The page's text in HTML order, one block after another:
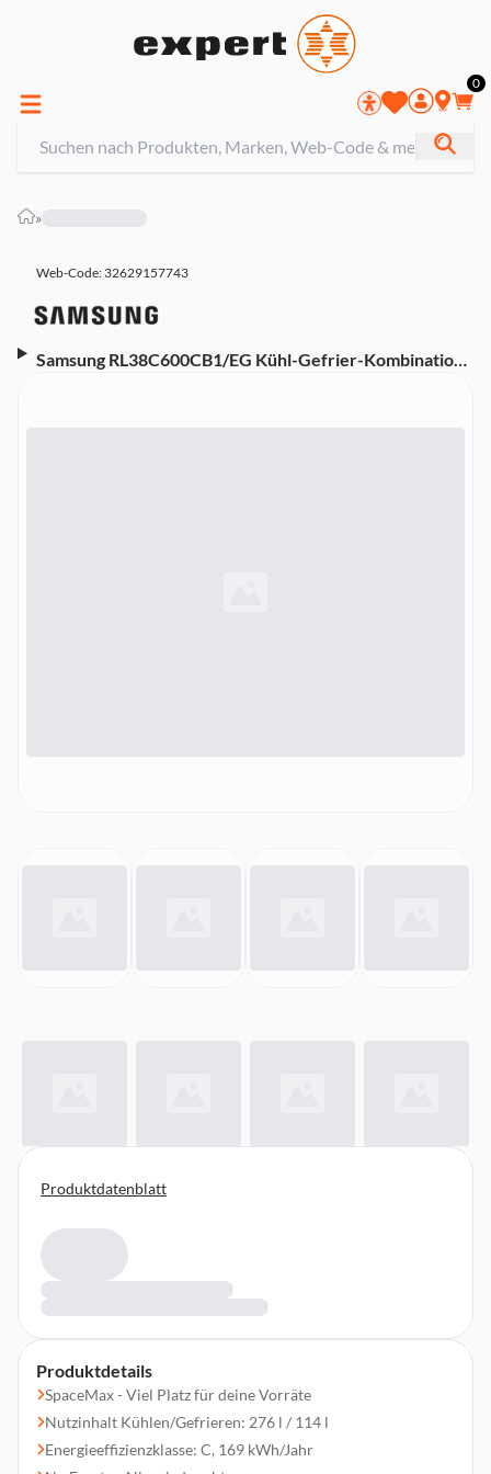
0
»
Web-Code: 32629157743
Samsung RL38C600CB1/EG Kühl-Gefrier-Kombination
Produktdetails
SpaceMax - Viel Platz für deine Vorräte
Nutzinhalt Kühlen/Gefrieren: 276 l / 114 l
Energieeffizienzklasse: C, 169 kWh/Jahr
Produktdatenblatt